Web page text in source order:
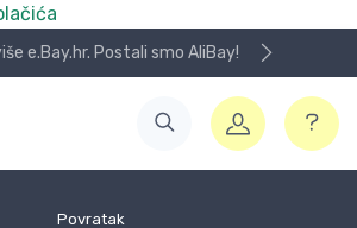
e.Bay.hr. Postali smo AliBay!
Povratak